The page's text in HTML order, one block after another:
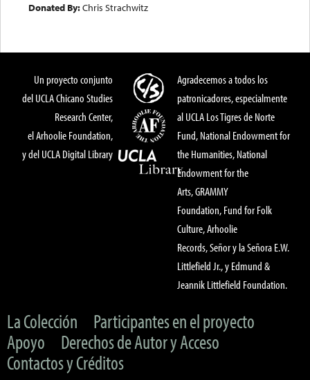
Donated By:Chris Strachwitz
Un proyecto conjunto
del UCLA Chicano Studies
Research Center,
el Arhoolie Foundation,
y del UCLA Digital Library
Agradecemos a todos los
patronicadores, especialmente
al UCLA Los Tigres de Norte
Fund, National Endowment for
the Humanities, National
Endowment for the
Arts, GRAMMY
Foundation, Fund for Folk
Culture, Arhoolie
Records, Señor y la Señora E.W.
Littlefield Jr., y Edmund &
Jeannik Littlefield Foundation.
La Colección
Participantes en el proyecto
Apoyo
Derechos de Autor y Acceso
Contactos y Créditos